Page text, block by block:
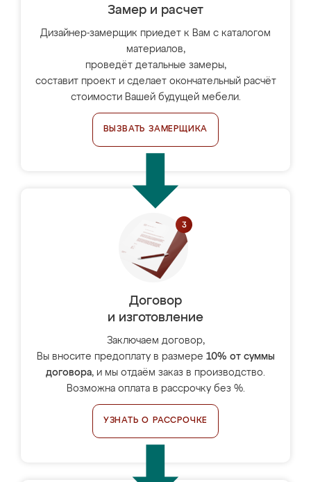
Замер и расчет
Дизайнер-замерщик приедет к Вам с каталогом
материалов,
проведёт детальные замеры,
составит проект и сделает окончательный расчёт
стоимости Вашей будущей мебели.
ВЫЗВАТЬ ЗАМЕРЩИКА
Договор
и изготовление
Заключаем договор,
Вы вносите предоплату в размере 10% от суммы
договора, и мы отдаём заказ в производство.
Возможна оплата в рассрочку без %.
УЗНАТЬ О РАССРОЧКЕ